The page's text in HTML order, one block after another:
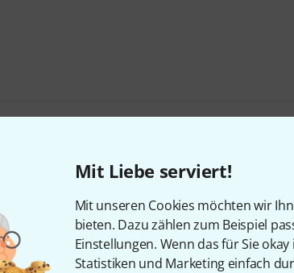
Mit Liebe serviert!
Mit unseren Cookies möchten wir
bieten. Dazu zählen zum Beispiel
Einstellungen. Wenn das für Sie
Statistiken und Marketing einfach